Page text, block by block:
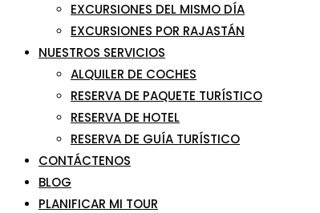
EXCURSIONES DEL MISMO DÍA
EXCURSIONES POR RAJASTÁN
NUESTROS SERVICIOS
ALQUILER DE COCHES
RESERVA DE PAQUETE TURÍSTICO
RESERVA DE HOTEL
RESERVA DE GUÍA TURÍSTICO
CONTÁCTENOS
BLOG
PLANIFICAR MI TOUR